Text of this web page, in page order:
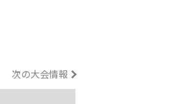
次の大会情報